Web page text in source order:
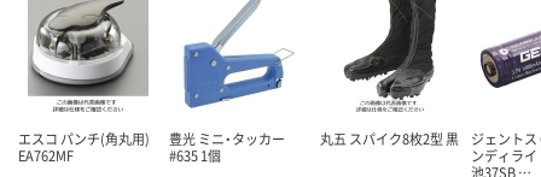
エスコ パンチ(角丸用)
EA762MF
豊光 ミニ・タッカー
#635 1個
丸五 スパイク8枚2型 黒
ジェントス
ンディラ
池37SB …